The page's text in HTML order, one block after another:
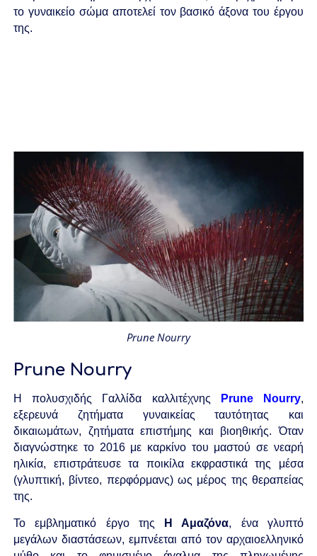
το γυναικείο σώμα αποτελεί τον βασικό άξονα του έργου
της.
Prune Nourry
Prune Nourry
Η πολυσχιδής Γαλλίδα καλλιτέχνης Prune Nourry,
εξερευνά ζητήματα γυναικείας ταυτότητας και
δικαιωμάτων, ζητήματα επιστήμης και βιοηθικής. Όταν
διαγνώστηκε το 2016 με καρκίνο του μαστού σε νεαρή
ηλικία, επιστράτευσε τα ποικίλα εκφραστικά της μέσα
(γλυπτική, βίντεο, περφόρμανς) ως μέρος της θεραπείας
της.
Το εμβληματικό έργο της Η Αμαζόνα, ένα γλυπτό
μεγάλων διαστάσεων, εμπνέεται από τον αρχαιοελληνικό